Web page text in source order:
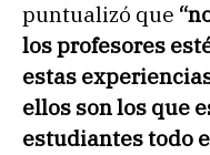
puntualizó que
los profesores
estas
ellos son los que
estudiantes todo